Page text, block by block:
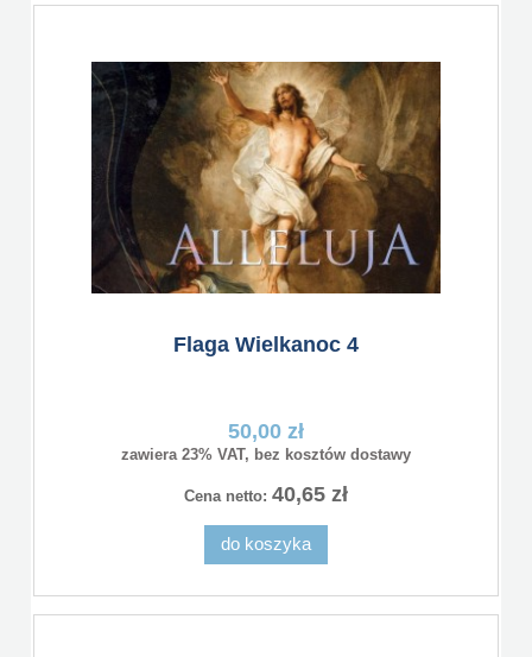
Flaga Wielkanoc 4
50,00 zł
zawiera 23% VAT, bez kosztów dostawy
Cena netto: 40,65 zł
do koszyka